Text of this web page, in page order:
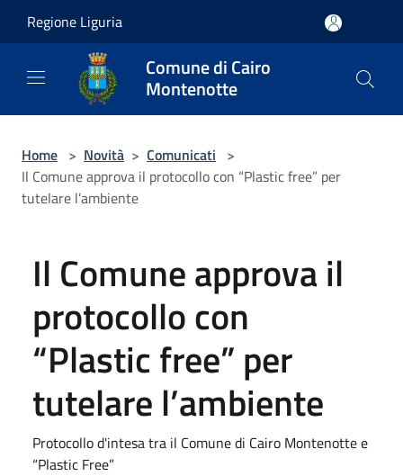
Regione Liguria
Comune di Cairo
Montenotte
Home > Novità > Comunicati >
Il Comune approva il protocollo con “Plastic free” per
tutelare l’ambiente
Il Comune approva il
protocollo con
“Plastic free” per
tutelare l’ambiente
Protocollo d'intesa tra il Comune di Cairo Montenotte e
“Plastic Free”